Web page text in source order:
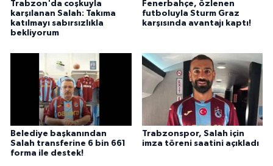
Trabzon'da coşkuyla
karşılanan Salah: Takıma
katılmayı sabırsızlıkla
bekliyorum
Fenerbahçe, özlenen
futboluyla Sturm Graz
karşısında avantajı kaptı!
Belediye başkanından
Salah transferine 6 bin 661
forma ile destek!
Trabzonspor, Salah için
imza töreni saatini açıkladı